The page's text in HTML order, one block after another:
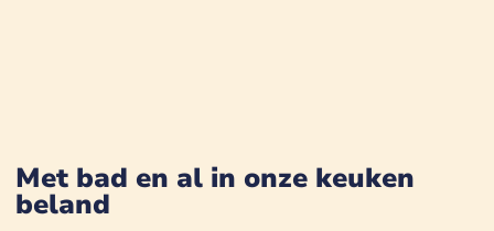
Met bad en al in onze keuken
beland